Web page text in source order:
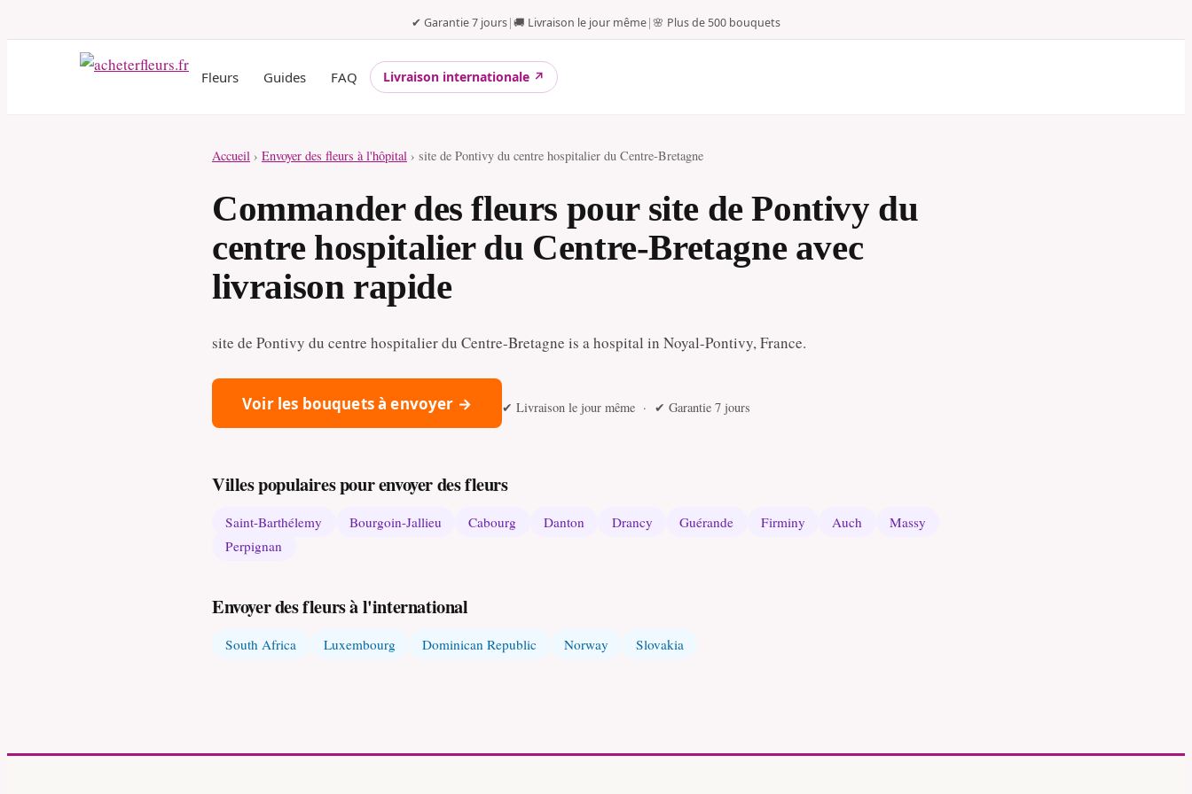
✔ Garantie 7 jours|🚚 Livraison le jour même|🌸 Plus de 500 bouquets
Fleurs Guides FAQ Livraison internationale ↗
Accueil › Envoyer des fleurs à l'hôpital › site de Pontivy du centre hospitalier du Centre-Bretagne
Commander des fleurs pour site de Pontivy du
centre hospitalier du Centre-Bretagne avec
livraison rapide
site de Pontivy du centre hospitalier du Centre-Bretagne is a hospital in Noyal-Pontivy, France.
Voir les bouquets à envoyer → ✔ Livraison le jour même · ✔ Garantie 7 jours
Villes populaires pour envoyer des fleurs
Saint-Barthélemy Bourgoin-Jallieu Cabourg Danton Drancy Guérande Firminy Auch
Massy
Perpignan
Envoyer des fleurs à l'international
South Africa Luxembourg Dominican Republic Norway Slovakia